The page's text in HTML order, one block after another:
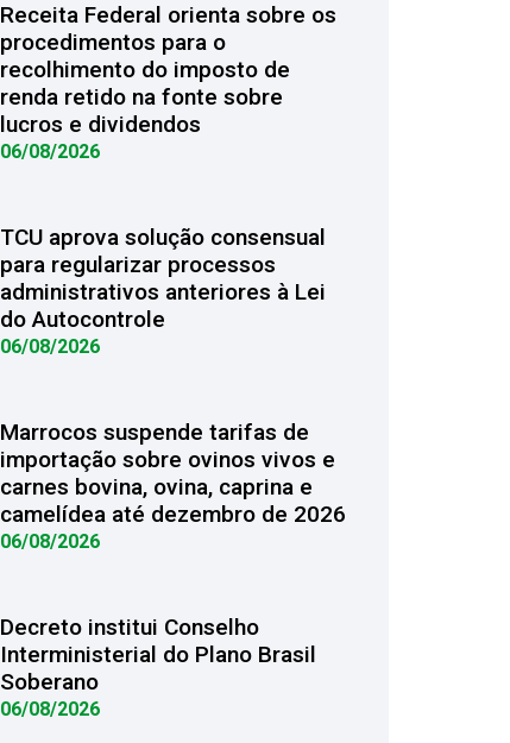
Receita Federal orienta sobre os
procedimentos para o
recolhimento do imposto de
renda retido na fonte sobre
lucros e dividendos
06/08/2026
TCU aprova solução consensual
para regularizar processos
administrativos anteriores à Lei
do Autocontrole
06/08/2026
Marrocos suspende tarifas de
importação sobre ovinos vivos e
carnes bovina, ovina, caprina e
camelídea até dezembro de 2026
06/08/2026
Decreto institui Conselho
Interministerial do Plano Brasil
Soberano
06/08/2026